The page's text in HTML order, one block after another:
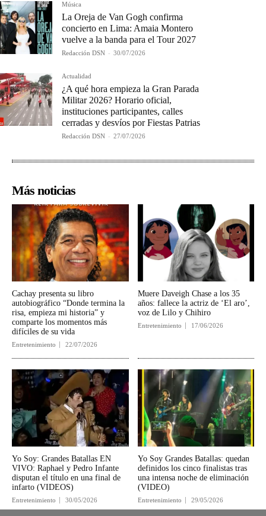
Música
La Oreja de Van Gogh confirma
concierto en Lima: Amaia Montero
vuelve a la banda para el Tour 2027
Redacción DSN - 30/07/2026
Actualidad
¿A qué hora empieza la Gran Parada
Militar 2026? Horario oficial,
instituciones participantes, calles
cerradas y desvíos por Fiestas Patrias
Redacción DSN - 27/07/2026
Más noticias
Cachay presenta su libro
autobiográfico “Donde termina la
risa, empieza mi historia” y
comparte los momentos más
difíciles de su vida
Entretenimiento 22/07/2026
Muere Daveigh Chase a los 35
años: fallece la actriz de ‘El aro’,
voz de Lilo y Chihiro
Entretenimiento 17/06/2026
Yo Soy: Grandes Batallas EN
VIVO: Raphael y Pedro Infante
disputan el título en una final de
infarto (VIDEOS)
Entretenimiento 30/05/2026
Yo Soy Grandes Batallas: quedan
definidos los cinco finalistas tras
una intensa noche de eliminación
(VIDEO)
Entretenimiento 29/05/2026